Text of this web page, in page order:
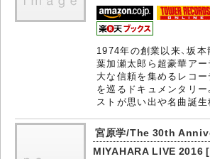
1974年の創業以来、坂本
葉加瀬太郎ら超豪華ア
大な信頼を集めるレコー
を巡るドキュメンタリ
ストが思い出や名曲誕
宮原学/The 30th
MIYAHARA LIVE 2016